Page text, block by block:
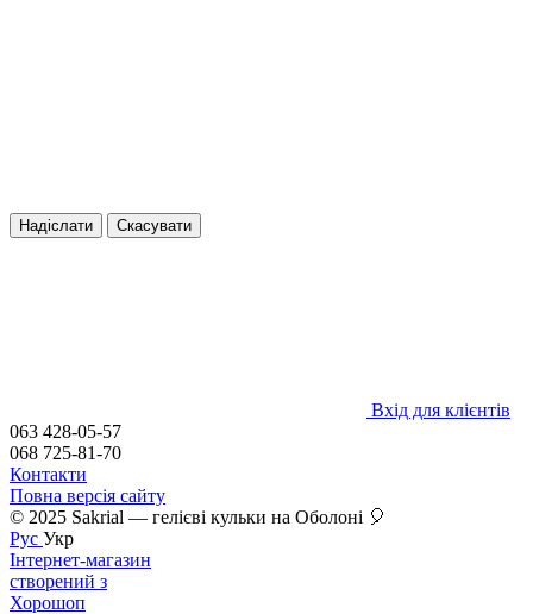
Надіслати Скасувати
Вхід для клієнтів
063 428-05-57
068 725-81-70
Контакти
Повна версія сайту
© 2025 Sakrial — гелієві кульки на Оболоні 🎈
Рус Укр
Інтернет-магазин
створений з
Хорошоп